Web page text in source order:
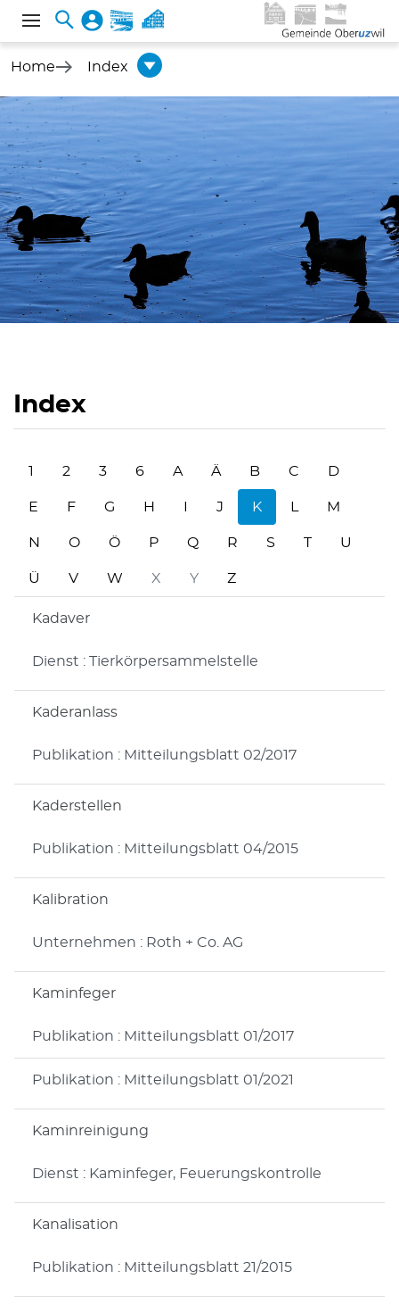
Home Index
Index
1 2 3 6 A Ä B C D
E F G H J K M
N O Ö P Q R S T U
Ü V W X Y Z
Kadaver
Dienst : Tierkörpersammelstelle
Kaderanlass
Publikation : Mitteilungsblatt 02/2017
Kaderstellen
Publikation : Mitteilungsblatt 04/2015
Kalibration
Unternehmen : Roth + Co. AG
Kaminfeger
Publikation : Mitteilungsblatt 01/2017
Publikation : Mitteilungsblatt 01/2021
Kaminreinigung
Dienst : Kaminfeger, Feuerungskontrolle
Kanalisation
Publikation : Mitteilungsblatt 21/2015